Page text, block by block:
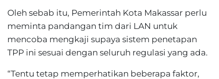
Oleh sebab itu, Pemerintah Kota Makassar perlu
meminta pandangan tim dari LAN untuk
mencoba mengkaji supaya sistem penetapan
TPP ini sesuai dengan seluruh regulasi yang ada.
“Tentu tetap memperhatikan beberapa faktor,